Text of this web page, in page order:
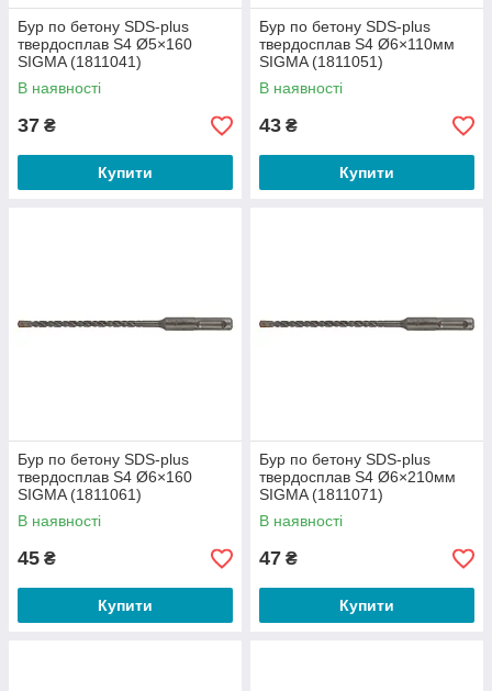
Бур по бетону SDS-plus
твердосплав S4 Ø5×160
SIGMA (1811041)
В наявності
37 ₴
Купити
Бур по бетону SDS-plus
твердосплав S4 Ø6×110мм
SIGMA (1811051)
В наявності
43 ₴
Купити
Бур по бетону SDS-plus
твердосплав S4 Ø6×160
SIGMA (1811061)
В наявності
45 ₴
Купити
Бур по бетону SDS-plus
твердосплав S4 Ø6×210мм
SIGMA (1811071)
В наявності
47 ₴
Купити